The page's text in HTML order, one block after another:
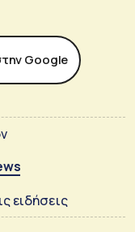
Google
ειδήσεις